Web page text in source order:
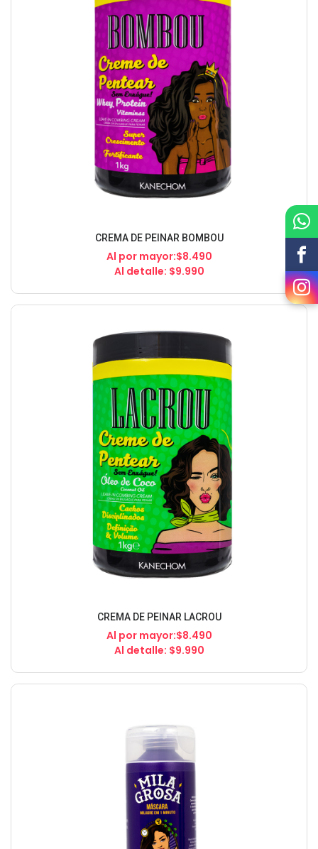
CREMA DE PEINAR BOMBOU
Al por mayor:$8.490
Al detalle: $9.990
CREMA DE PEINAR LACROU
Al por mayor:$8.490
Al detalle: $9.990